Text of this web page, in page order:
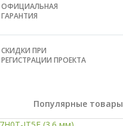
ОФИЦИАЛЬНАЯ
ГАРАНТИЯ
СКИДКИ ПРИ
РЕГИСТРАЦИИ ПРОЕКТА
Популярные товары